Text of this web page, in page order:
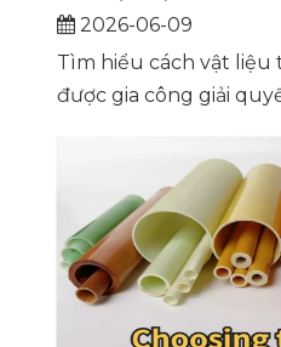
2026-06-09
Tìm hiểu cách vật
được gia công giải